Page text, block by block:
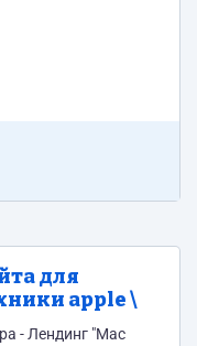
на различных
интерфейса для
элементы
на логотипе,
для
apple \
- Лендинг "Mac